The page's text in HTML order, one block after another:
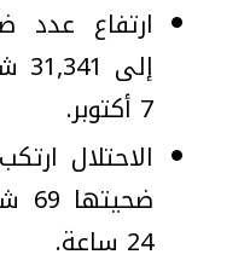
ارتفاع عدد
7 أكتوبر.
24 ساعة.